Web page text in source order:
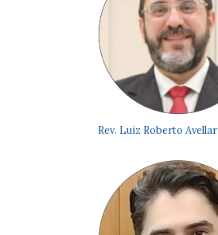
Rev. Luiz Roberto Avellar